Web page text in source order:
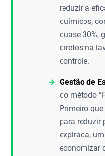
reduzir a
químicos,
quase 30%,
diretos na
controle.
Gestão de
do método
Primeiro
para reduzir
expirada,
economizar